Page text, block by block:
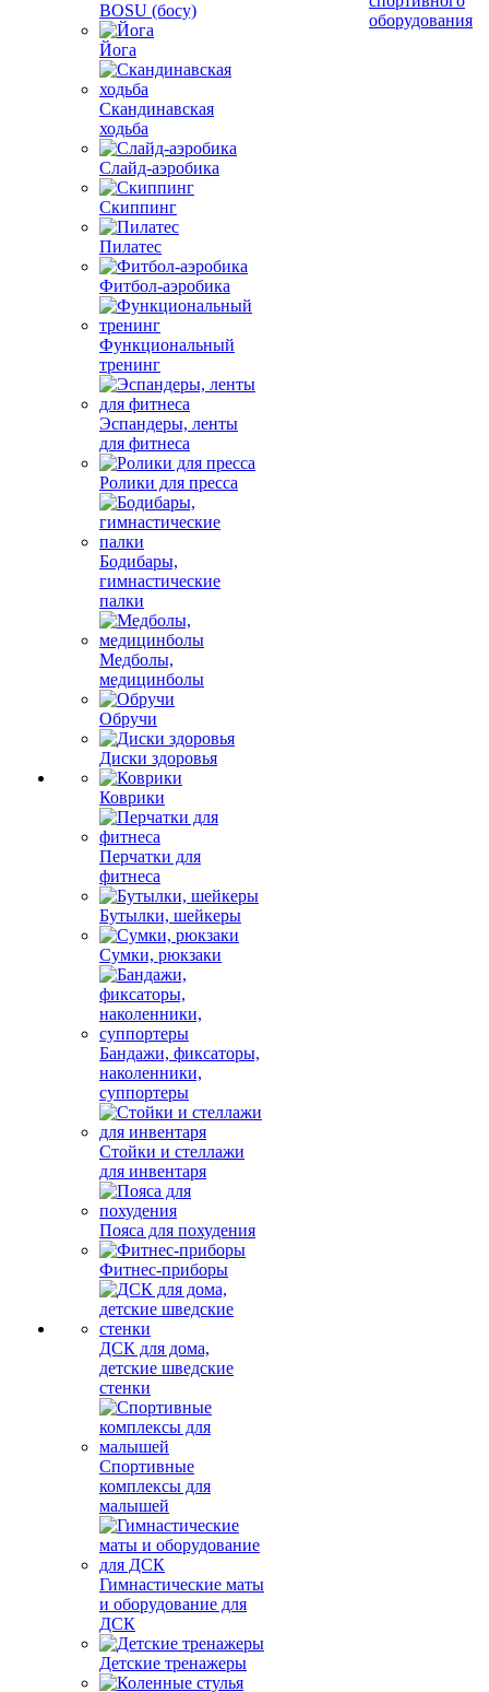
BOSU (босу)
Йога
Скандинавская
ходьба
Слайд-аэробика
Скиппинг
Пилатес
Фитбол-аэробика
Функциональный
тренинг
Эспандеры, ленты
для фитнеса
Ролики для пресса
Бодибары,
гимнастические
палки
Медболы,
медицинболы
Обручи
Диски здоровья
Коврики
Перчатки для
фитнеса
Бутылки, шейкеры
Сумки, рюкзаки
Бандажи, фиксаторы,
наколенники,
суппортеры
Стойки и стеллажи
для инвентаря
Пояса для похудения
Фитнес-приборы
ДСК для дома,
детские шведские
стенки
Спортивные
комплексы для
малышей
Гимнастические маты
и оборудование для
ДСК
Детские тренажеры
оборудования